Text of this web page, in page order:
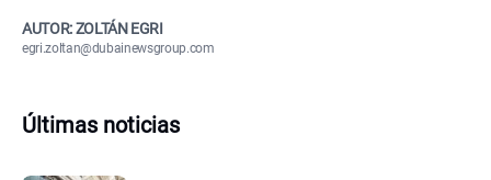
AUTOR: ZOLTÁN EGRI
egri.zoltan@dubainewsgroup.com
Últimas noticias